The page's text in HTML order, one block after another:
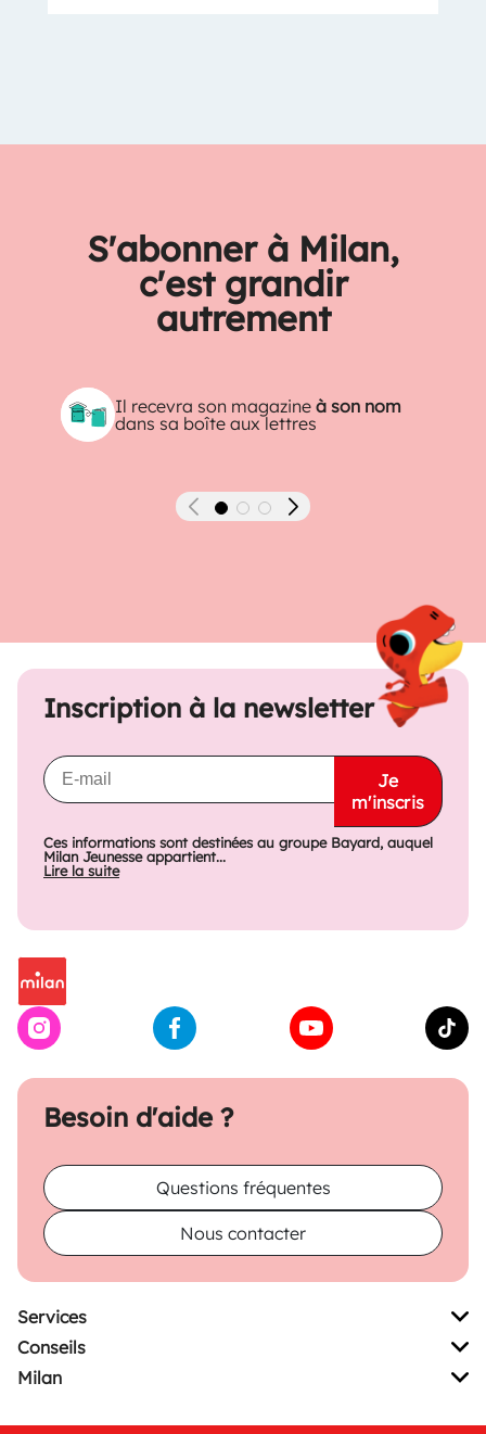
S'abonner à Milan,
c'est grandir
autrement
Il recevra son magazineà son nom
dans sa boîte aux lettres
Précédent Suivant
Besoin d'aide ?
Questions fréquentes
Nous contacter
Inscription à la newsletter
Je
m'inscris
Ces informations sont destinées au groupe Bayard, auquel
Milan Jeunesse appartient...
Lire la suite
Services
Conseils
Milan